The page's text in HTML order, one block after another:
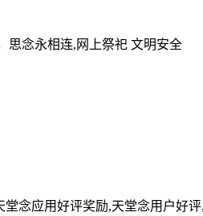
思念永相连,网上祭祀 文明安全
念应用好评奖励,天堂念用户好